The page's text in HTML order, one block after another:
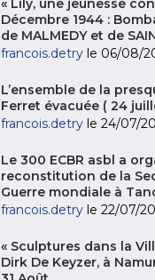
Décembre 1944 :
de MALMEDY et de
francois.detry le 06/08/
L’ensemble de la
Ferret évacuée ( 24
francois.detry le 24/07/
Le 300 ECBR asbl a
reconstitution de la
Guerre mondiale à
francois.detry le 22/07/
« Sculptures dans la
Dirk De Keyzer, à